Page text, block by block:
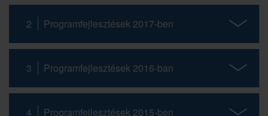
2 Programfejlesztések 2017-ben
3 Programfejlesztések 2016-ban
4 Programfejlesztések 2015-ben